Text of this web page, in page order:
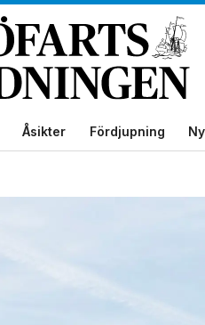
Åsikter Fördjupning